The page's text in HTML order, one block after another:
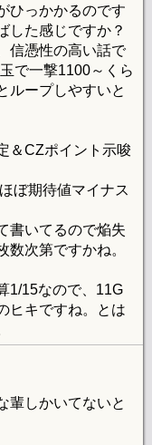
ひっかかるのです
した感じですか？
信憑性の高い話で
で一撃1100～くら
ループしやすいと
＆CZポイント示唆
ぼ期待値マイナス
書いてるので焔失
次第ですかね。
1/15なので、11G
ヒキですね。とは
輩しかいてないと